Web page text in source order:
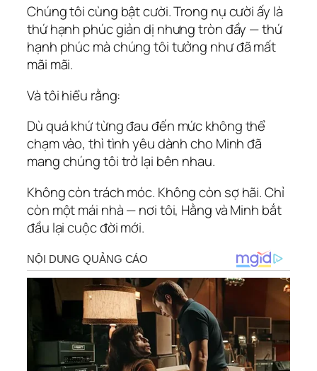
Chúng tôi cùng bật cười. Trong nụ cười ấy là
thứ hạnh phúc giản dị nhưng tròn đầy — thứ
hạnh phúc mà chúng tôi tưởng như đã mất
mãi mãi.
Và tôi hiểu rằng:
Dù quá khứ từng đau đến mức không thể
chạm vào, thì tình yêu dành cho Minh đã
mang chúng tôi trở lại bên nhau.
Không còn trách móc. Không còn sợ hãi. Chỉ
còn một mái nhà — nơi tôi, Hằng và Minh bắt
đầu lại cuộc đời mới.